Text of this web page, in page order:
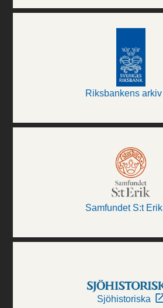
Riksbankens arkiv
Samfundet S:t Erik
Sjöhistoriska